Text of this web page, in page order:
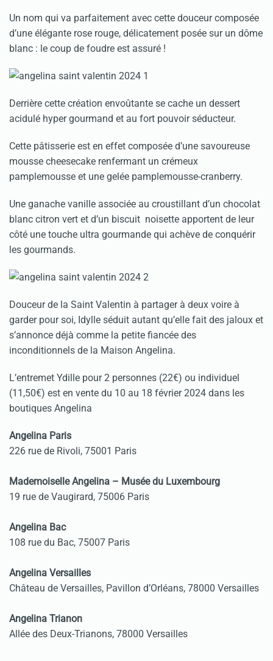
Un nom qui va parfaitement avec cette douceur composée
d’une élégante rose rouge, délicatement posée sur un dôme
blanc : le coup de foudre est assuré !
Derrière cette création envoûtante se cache un dessert
acidulé hyper gourmand et au fort pouvoir séducteur.
Cette pâtisserie est en effet composée d’une savoureuse
mousse cheesecake renfermant un crémeux
pamplemousse et une gelée pamplemousse-cranberry.
Une ganache vanille associée au croustillant d’un chocolat
blanc citron vert et d’un biscuit noisette apportent de leur
côté une touche ultra gourmande qui achève de conquérir
les gourmands.
Douceur de la Saint Valentin à partager à deux voire à
garder pour soi, Idylle séduit autant qu’elle fait des jaloux et
s’annonce déjà comme la petite fiancée des
inconditionnels de la Maison Angelina.
L’entremet Ydille pour 2 personnes (22€) ou individuel
(11,50€) est en vente du 10 au 18 février 2024 dans les
boutiques Angelina
Angelina Paris
226 rue de Rivoli, 75001 Paris
Mademoiselle Angelina – Musée du Luxembourg
19 rue de Vaugirard, 75006 Paris
Angelina Bac
108 rue du Bac, 75007 Paris
Angelina Versailles
Château de Versailles, Pavillon d’Orléans, 78000 Versailles
Angelina Trianon
Allée des Deux-Trianons, 78000 Versailles